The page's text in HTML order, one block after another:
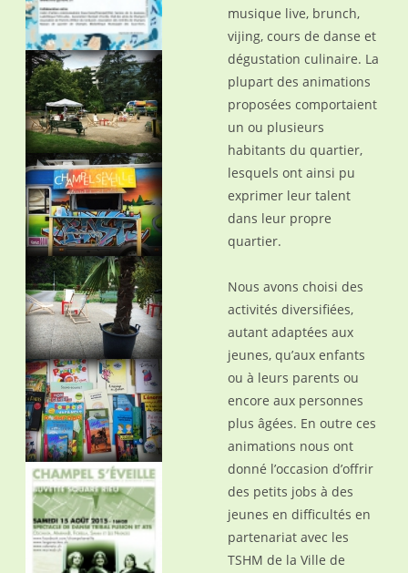
musique live, brunch,
vijing, cours de danse et
dégustation culinaire. La
plupart des animations
proposées comportaient
un ou plusieurs
habitants du quartier,
lesquels ont ainsi pu
exprimer leur talent
dans leur propre
quartier.
Nous avons choisi des
activités diversifiées,
autant adaptées aux
jeunes, qu’aux enfants
ou à leurs parents ou
encore aux personnes
plus âgées. En outre ces
animations nous ont
donné l’occasion d’offrir
des petits jobs à des
jeunes en difficultés en
partenariat avec les
TSHM de la Ville de